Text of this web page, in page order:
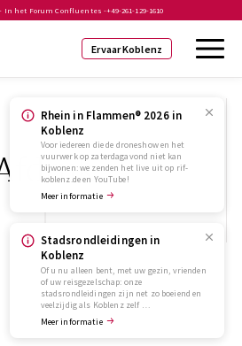
In het Forum Confluentes -+49-261-129-1610
Ervaar Koblenz
Rhein in Flammen® 2026 in
Koblenz
Voor iedereen die de droneshow en het
vuurwerk op zaterdagavond niet kan
bijwonen: we zenden het live uit op rif-
koblenz.de en YouTube!
Meer informatie
Stadsrondleidingen in
Koblenz
Of u nu alleen bent, met uw gezin, vrienden
of uw reisgezelschap: onze
stadsrondleidingen zijn net zo boeiend en
veelzijdig als Koblenz zelf …
Meer informatie